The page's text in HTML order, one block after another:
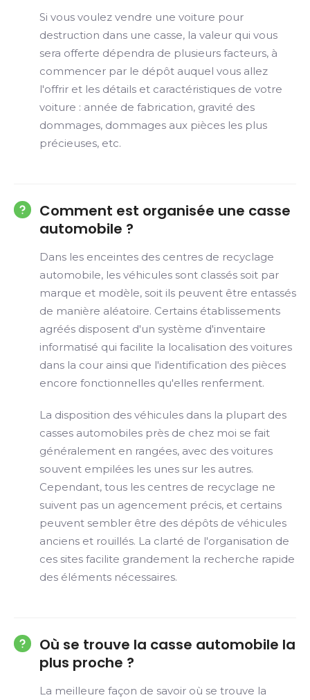
Si vous voulez vendre une voiture pour
destruction dans une casse, la valeur qui vous
sera offerte dépendra de plusieurs facteurs, à
commencer par le dépôt auquel vous allez
l'offrir et les détails et caractéristiques de votre
voiture : année de fabrication, gravité des
dommages, dommages aux pièces les plus
précieuses, etc.
Comment est organisée une casse
automobile ?
Dans les enceintes des centres de recyclage
automobile, les véhicules sont classés soit par
marque et modèle, soit ils peuvent être entassés
de manière aléatoire. Certains établissements
agréés disposent d'un système d'inventaire
informatisé qui facilite la localisation des voitures
dans la cour ainsi que l'identification des pièces
encore fonctionnelles qu'elles renferment.
La disposition des véhicules dans la plupart des
casses automobiles près de chez moi se fait
généralement en rangées, avec des voitures
souvent empilées les unes sur les autres.
Cependant, tous les centres de recyclage ne
suivent pas un agencement précis, et certains
peuvent sembler être des dépôts de véhicules
anciens et rouillés. La clarté de l'organisation de
ces sites facilite grandement la recherche rapide
des éléments nécessaires.
Où se trouve la casse automobile la
plus proche ?
La meilleure façon de savoir où se trouve la